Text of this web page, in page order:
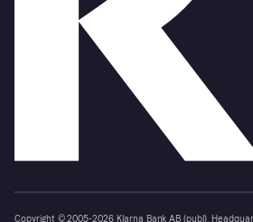
Copyright © 2005-2026 Klarna Bank AB (publ).